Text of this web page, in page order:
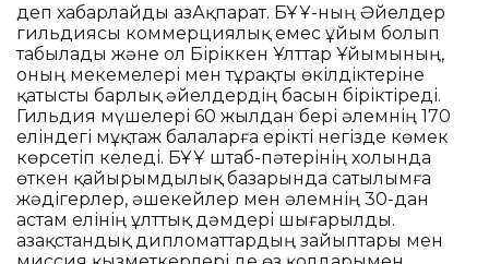
деп хабарлайды ҚазАқпарат. БҰҰ-ның Әйелдер
гильдиясы коммерциялық емес ұйым болып
табылады және ол Біріккен Ұлттар Ұйымының,
оның мекемелері мен тұрақты өкілдіктеріне
қатысты барлық әйелдердің басын біріктіреді.
Гильдия мүшелері 60 жылдан бері әлемнің 170
еліндегі мұқтаж балаларға ерікті негізде көмек
көрсетіп келеді. БҰҰ штаб-пәтерінің холында
өткен қайырымдылық базарында сатылымға
жәдігерлер, әшекейлер мен әлемнің 30-дан
астам елінің ұлттық дәмдері шығарылды.
Қазақстандық дипломаттардың зайыптары мен